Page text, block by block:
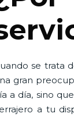
se trata
gran
a día, sino
a tu